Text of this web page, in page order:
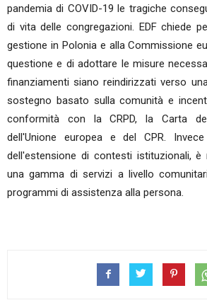
pandemia di COVID-19 le tragiche
di vita delle congregazioni. EDF chiede
gestione in Polonia e alla Commissione
questione e di adottare le misure
finanziamenti siano reindirizzati verso
sostegno basato sulla comunità e
conformità con la CRPD, la Carta
dell'Unione europea e del CPR.
dell'estensione di contesti istituzionali, è
una gamma di servizi a livello
programmi di assistenza alla persona.